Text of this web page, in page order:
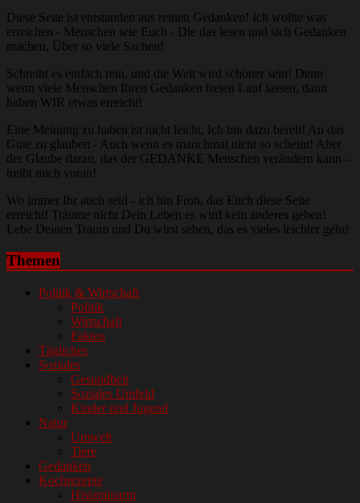
Diese Seite ist entstanden aus reinen Gedanken! Ich wollte was
erreichen - Menschen wie Euch - Die das lesen und sich Gedanken
machen, Über so viele Sachen!
Schreibt es einfach rein, und die Welt wird schöner sein! Denn
wenn viele Menschen Ihren Gedanken freien Lauf lassen, dann
haben WIR etwas erreicht!
Eine Meinung zu haben ist nicht leicht, Ich bin dazu bereit! An das
Gute zu glauben - Auch wenn es manchmal nicht so scheint! Aber
der Glaube daran, das der GEDANKE Menschen verändern kann -
treibt mich voran!
Wo immer Ihr auch seid - ich bin Froh, das Euch diese Seite
erreicht! Träume nicht Dein Leben es wird kein anderes geben!
Lebe Deinen Traum und Du wirst sehen, das es vieles leichter geht!
Themen
Politik & Wirtschaft
Politik
Wirtschaft
Fakten
Tägliches
Soziales
Gesundheit
Soziales Umfeld
Kinder und Jugend
Natur
Umwelt
Tiere
Gedanken
Kochrezepte
Histaminarm